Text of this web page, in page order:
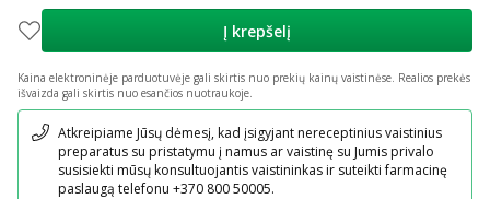
Į krepšelį
Kaina elektroninėje parduotuvėje gali skirtis nuo prekių kainų vaistinėse. Realios prekės
išvaizda gali skirtis nuo esančios nuotraukoje.
Pranešimas
Atkreipiame Jūsų dėmesį, kad įsigyjant nereceptinius vaistinius
preparatus su pristatymu į namus ar vaistinę su Jumis privalo
susisiekti mūsų konsultuojantis vaistininkas ir suteikti farmacinę
paslaugą telefonu +370 800 50005.